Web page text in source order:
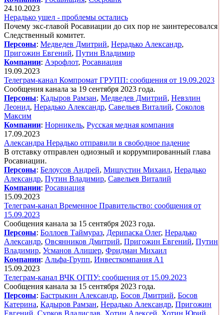
24.10.2023
Нерадько ушел - проблемы остались
Почему экс-главой Росавиации до сих пор не заинтересовался
Следственный комитет.
Персоны: Медведев Дмитрий, Нерадько Александр,
Пригожин Евгений, Путин Владимир
Компании: Аэрофлот, Росавиация
19.09.2023
Телеграм-канал Компромат ГРУПП: сообщения от 19.09.2023
Сообщения канала за 19 сентября 2023 года.
Персоны: Кадыров Рамзан, Медведев Дмитрий, Невзлин
Леонид, Нерадько Александр, Савельев Виталий, Соколов
Максим
Компании: Норникель, Русская медная компания
17.09.2023
Александра Нерадько отправили в свободное падение
В отставку отправлен одиозный и коррумпированный глава
Росавиации.
Персоны: Белоусов Андрей, Мишустин Михаил, Нерадько
Александр, Путин Владимир, Савельев Виталий
Компании: Росавиация
15.09.2023
Телеграм-канал Временное Правительство: сообщения от
15.09.2023
Сообщения канала за 15 сентября 2023 года.
Персоны: Боллоев Таймураз, Дерипаска Олег, Нерадько
Александр, Овсянников Дмитрий, Пригожин Евгений, Путин
Владимир, Усманов Алишер, Фридман Михаил
Компании: Альфа-Групп, Инвесткомпания А1
15.09.2023
Телеграм-канал ВЧК ОГПУ: сообщения от 15.09.2023
Сообщения канала за 15 сентября 2023 года.
Персоны: Бастрыкин Александр, Босов Дмитрий, Босов
Катерина, Кадыров Рамзан, Нерадько Александр, Пригожин
Евгений, Сурков Владислав, Хотин Алексей, Хотин Юрий,